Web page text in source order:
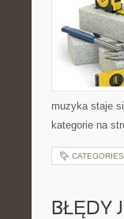
muzyka staje
kategorie na
BŁĘDY